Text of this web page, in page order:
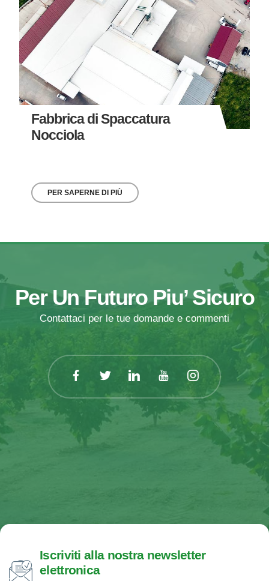
Fabbrica di Spaccatura
Nocciola
PER SAPERNE DI PIÙ
Per Un Futuro Piu’ Sicuro
Contattaci per le tue domande e commenti
Iscriviti alla nostra newsletter
elettronica